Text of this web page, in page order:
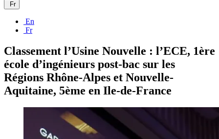
Fr
En
Fr
Classement l’Usine Nouvelle : l’ECE, 1ère
école d’ingénieurs post-bac sur les
Régions Rhône-Alpes et Nouvelle-
Aquitaine, 5ème en Ile-de-France